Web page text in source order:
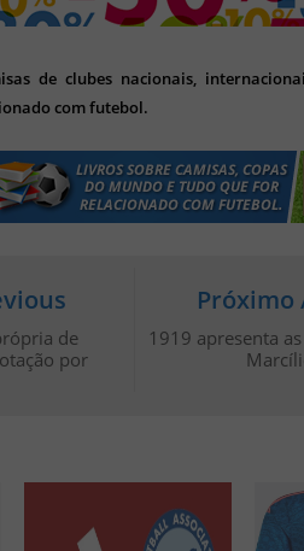
de clubes nacionais,
com futebol.
Próximo
1919 apresenta
de
por